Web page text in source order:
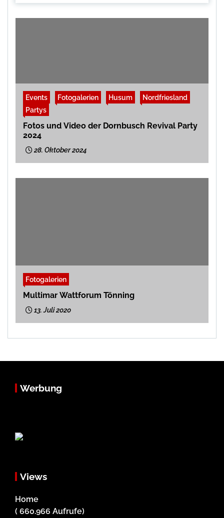
Events Fotogalerien Husum
Nordfriesland
Partys
Fotos und Video der Dornbusch Revival Party
2024
28. Oktober 2024
Fotogalerien
Multimar Wattforum Tönning
13. Juli 2020
Werbung
Views
Home
( 660.966 Aufrufe)